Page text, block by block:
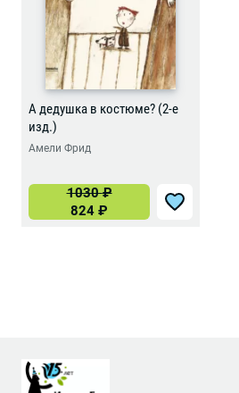
А дедушка в костюме? (2-е
изд.)
Амели Фрид
1030₽
824 ₽